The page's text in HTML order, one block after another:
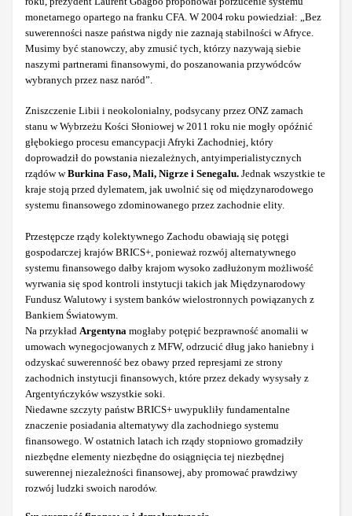
monetarnego opartego na franku CFA. W 2004 roku powiedział: „Bez
suwerenności nasze państwa nigdy nie zaznają stabilności w Afryce.
Musimy być stanowczy, aby zmusić tych, którzy nazywają siebie
naszymi partnerami finansowymi, do poszanowania przywódców
wybranych przez nasz naród”.
Zniszczenie Libii i neokolonialny, podsycany przez ONZ zamach
stanu w Wybrzeżu Kości Słoniowej w 2011 roku nie mogły opóźnić
głębokiego procesu emancypacji Afryki Zachodniej, który
doprowadził do powstania niezależnych, antyimperialistycznych
rządów wBurkina Faso, Mali, Nigrze i Senegalu. Jednak wszystkie te
kraje stoją przed dylematem, jak uwolnić się od międzynarodowego
systemu finansowego zdominowanego przez zachodnie elity.
Przestępcze rządy kolektywnego Zachodu obawiają się potęgi
gospodarczej krajów BRICS+, ponieważ rozwój alternatywnego
systemu finansowego dałby krajom wysoko zadłużonym możliwość
wyrwania się spod kontroli instytucji takich jak Międzynarodowy
Fundusz Walutowy i system banków wielostronnych powiązanych z
Bankiem Światowym.
Na przykład Argentyna mogłaby potępić bezprawność anomalii w
umowach wynegocjowanych z MFW, odrzucić dług jako haniebny i
odzyskać suwerenność bez obawy przed represjami ze strony
zachodnich instytucji finansowych, które przez dekady wysysały z
Argentyńczyków wszystkie soki.
Niedawne szczyty państw BRICS+ uwypukliły fundamentalne
znaczenie posiadania alternatywy dla zachodniego systemu
finansowego. W ostatnich latach ich rządy stopniowo gromadziły
niezbędne elementy niezbędne do osiągnięcia tej niezbędnej
suwerennej niezależności finansowej, aby promować prawdziwy
rozwój ludzki swoich narodów.